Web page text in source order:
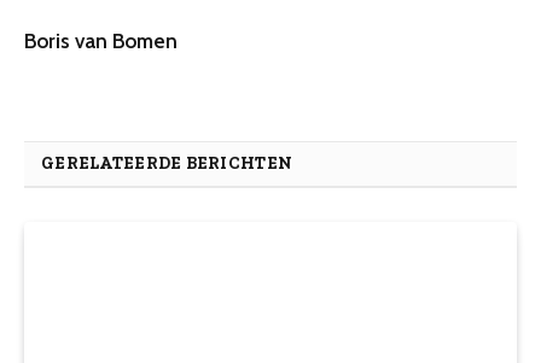
Boris van Bomen
GERELATEERDE BERICHTEN